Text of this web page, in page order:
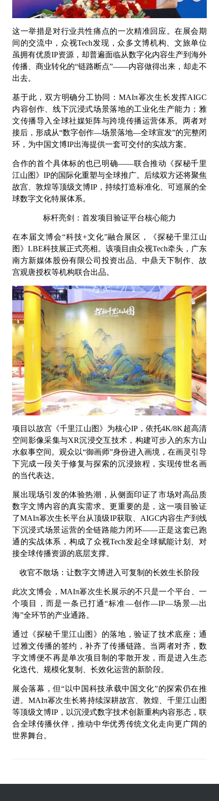
这一举措是对行业共性痛点的一次精准回应。在展会期
间的交流中，众视Tech发现，众多文博机构、文旅单位
虽拥有优质IP资源，却普遍面临从数字化内容生产到海外
传播、商业转化的“链路断点”——内容做得出来，却走不
出去。
基于此，双方明确分工协同：MAIπ幂次生长发挥AIGC
内容创作、线下沉浸式场景落地的工业化生产能力；雅
文传播导入全球社媒矩阵与跨境传播运营体系。两者对
接后，形成从“数字创作—场景落地—全球宣发”的完整闭
环，为中国文博IP出海提供一套可交付的实战方案。
合作的首个具体标的也已明确——联合推动《探秘千里
江山图》IP的国际化重塑与全球推广。后续双方还将聚焦
故宫、敦煌等顶级文博IP，持续打造标准化、可巡展的全
球数字文化特展体系。
标杆亮剑：首发项目验证平台核心能力
在本届文博会“科技+文化”融合展区，《探秘千里江山
图》LBE科技展正式亮相。该项目由众视Tech牵头，广东
南方新媒体股份有限公司投资出品、中鼎天下制作、故
宫观唐授权等机构联合出品。
项目以故宫《千里江山图》为核心IP，依托4K/8K超高清
空间影像采集与XR沉浸交互技术，构建可步入的东方山
水叙事空间。观众以“御画师”身份进入画境，在画灵引导
下完成一段关于修复与探索的沉浸旅程，实现传世名画
的当代表达。
展出现场引发的体验热潮，从侧面印证了市场对高品质
数字文博内容的真实需求。更重要的是，这一项目验证
了MAIπ幂次生长平台从顶级IP获取、AIGC内容生产到线
下沉浸式场景运营的全链路能力闭环——正是这套已跑
通的实战体系，构成了众视Tech发起全球赋能计划、对
接全球传播资源的底层支撑。
收官不散场：让数字文博进入可复制的长效生长阶段
此次文博会，MAIπ幂次生长展示的不只是一个平台、一
个项目，而是一条已打通“标准—创作—IP—场景—出
海”全环节的产业通路。
通过《探秘千里江山图》的落地，验证了技术底座；通
过雅文传播的签约，补齐了传播链路。当两者对齐，数
字文博便不再是单次项目制的零散开发，而是进入生态
化迭代、规模化复制、长效化运营的新阶段。
展会落幕，但“以中国科技承载中国文化”的探索仍在推
进。MAIπ幂次生长将持续深耕故宫、敦煌、千里江山图
等顶级文博IP，以沉浸式数字技术创新重构内容形态，联
合全球传播伙伴，推动中华优秀传统文化走向更广阔的
世界舞台。